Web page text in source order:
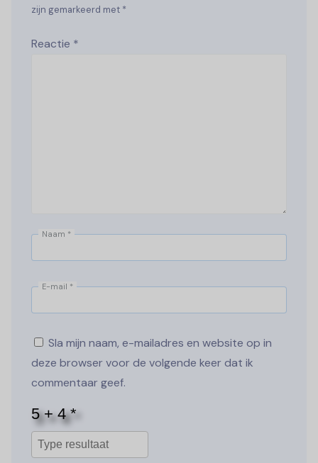
zijn gemarkeerd met *
Reactie *
Naam *
E-mail *
Sla mijn naam, e-mailadres en website op in
deze browser voor de volgende keer dat ik
commentaar geef.